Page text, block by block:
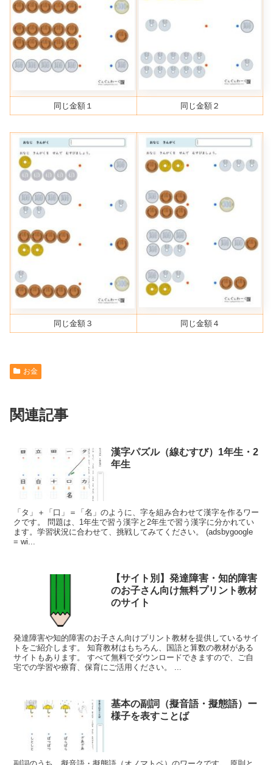
同じ金額１ 同じ金額２
同じ金額３ 同じ金額４
お金
関連記事
漢字パズル（線むすび）1年生・2
年生
「タ」＋「口」＝「名」のように、字を組み合わせて漢字を作るワー
クです。 問題は、1年生で習う漢字と2年生で習う漢字に分かれてい
ます。学習状況に合わせて、挑戦してみてください。 (adsbygoogle
= wi...
【サイト別】発達障害・知的障害
のお子さん向け無料プリント教材
のサイト
発達障害や知的障害のお子さん向けプリント教材を提供しているサイ
トをご紹介します。 知育教材はもちろん、国語と算数の教材がある
サイトもあります。 すべて無料でダウンロードできますので、ご自
宅での学習や療育、保育にご活用ください。 ...
基本の副詞（擬音語・擬態語）ー
様子を表すことば